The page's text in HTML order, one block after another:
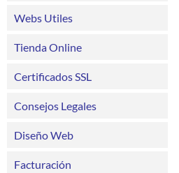
Webs Utiles
Tienda Online
Certificados SSL
Consejos Legales
Diseño Web
Facturación